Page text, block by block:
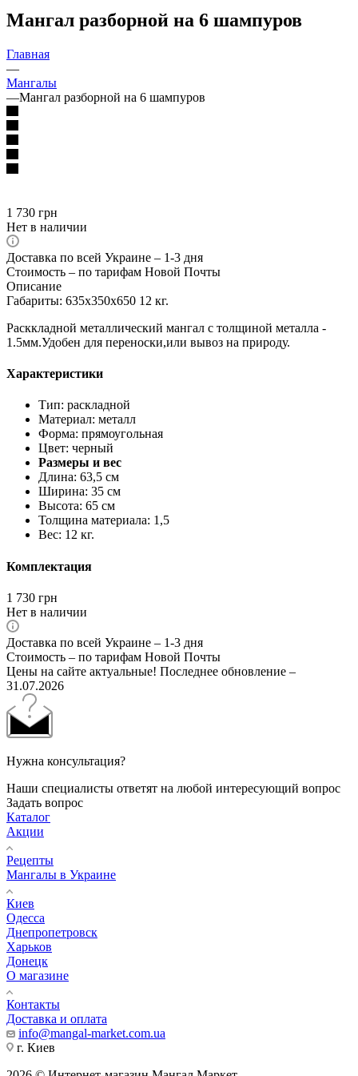
Мангал разборной на 6 шампуров
Главная
—
Мангалы
—Мангал разборной на 6 шампуров
1 730 грн
Нет в наличии
Доставка по всей Украине – 1-3 дня
Стоимость – по тарифам Новой Почты
Описание
Габариты: 635х350х650 12 кг.
Расккладной металлический мангал с толщиной металла -
1.5мм.Удобен для переноски,или вывоз на природу.
Характеристики
Тип: раскладной
Материал: металл
Форма: прямоугольная
Цвет: черный
Размеры и вес
Длина: 63,5 см
Ширина: 35 см
Высота: 65 см
Толщина материала: 1,5
Вес: 12 кг.
Комплектация
1 730 грн
Нет в наличии
Доставка по всей Украине – 1-3 дня
Стоимость – по тарифам Новой Почты
Цены на сайте актуальные! Последнее обновление –
31.07.2026
Нужна консультация?
Наши специалисты ответят на любой интересующий вопрос
Задать вопрос
Каталог
Акции
Рецепты
Мангалы в Украине
Киев
Одесса
Днепропетровск
Харьков
Донецк
О магазине
Контакты
Доставка и оплата
info@mangal-market.com.ua
г. Киев